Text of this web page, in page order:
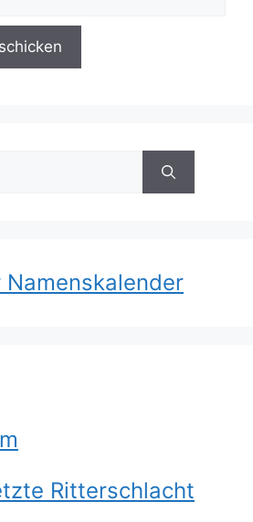
Ritterschlacht